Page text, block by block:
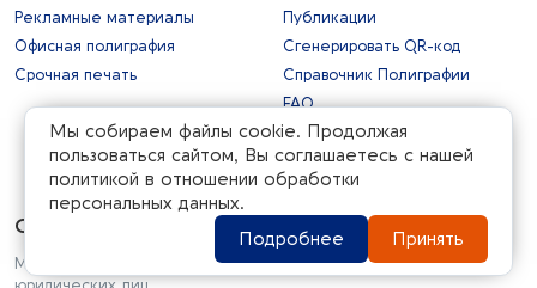
Рекламные материалы
Офисная полиграфия
Срочная печать
Публикации
Сгенерировать QR-код
Справочник Полиграфии
FAQ
Связаться с руководством
Форматы
Оплата
Мы принимаем разные виды оплаты, как от физических, так и от
Мы собираем файлы cookie. Продолжая
пользоваться сайтом, Вы соглашаетесь с нашей
политикой в отношении обработки
персональных данных.
Подробнее
Принять